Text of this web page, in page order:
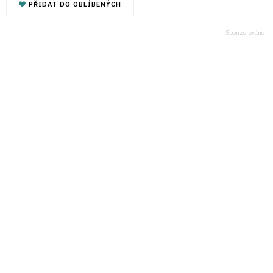
PŘIDAT DO OBLÍBENÝCH